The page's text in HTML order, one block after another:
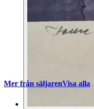
Mer från säljarenVisa alla